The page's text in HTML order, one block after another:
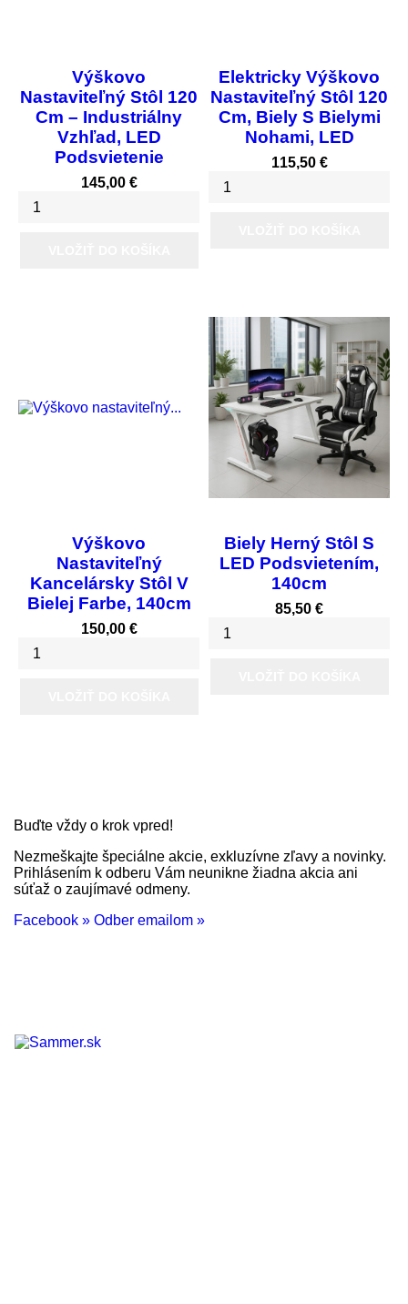
Výškovo
Nastaviteľný Stôl 120
Cm – Industriálny
Vzhľad, LED
Podsvietenie
Cena
145,00 €
Elektricky Výškovo
Nastaviteľný Stôl 120
Cm, Biely S Bielymi
Nohami, LED
Cena
115,50 €
Výškovo
Nastaviteľný
Kancelársky Stôl V
Bielej Farbe, 140cm
Cena
150,00 €
Biely Herný Stôl S
LED Podsvietením,
140cm
Cena
85,50 €
Buďte vždy o krok vpred!
Nezmeškajte špeciálne akcie, exkluzívne zľavy a novinky.
Prihlásením k odberu Vám neunikne žiadna akcia ani
súťaž o zaujímavé odmeny.
Facebook » Odber emailom »